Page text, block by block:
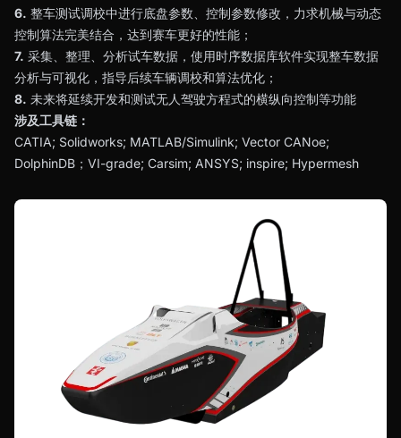
6. 整车测试调校中进行底盘参数、控制参数修改，力求机械与动态
控制算法完美结合，达到赛车更好的性能；
7. 采集、整理、分析试车数据，使用时序数据库软件实现整车数据
分析与可视化，指导后续车辆调校和算法优化；
8. 未来将延续开发和测试无人驾驶方程式的横纵向控制等功能
涉及工具链：
CATIA; Solidworks; MATLAB/Simulink; Vector CANoe;
DolphinDB；VI-grade; Carsim; ANSYS; inspire; Hypermesh